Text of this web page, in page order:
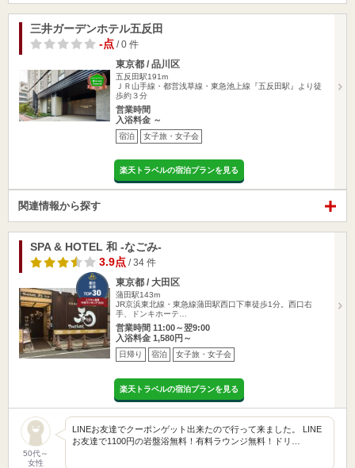
三井ガーデンホテル五反田
-点 / 0 件
東京都 / 品川区
五反田駅191m
ＪＲ山手線・都営浅草線・東急池上線『五反田駅』より徒
歩約３分
営業時間
入浴料金 ～
宿泊 女子旅・女子会
楽天トラベルの宿泊プランを見る
関連情報から探す
SPA & HOTEL 和 -なごみ-
3.9点 / 34 件
東京都 / 大田区
蒲田駅143m
JR京浜東北線・東急線蒲田駅西口下車徒歩1分。西口右
手、ドンキホーテ…
営業時間 11:00～翌9:00
入浴料金 1,580円～
日帰り 宿泊 女子旅・女子会
楽天トラベルの宿泊プランを見る
50代～
女性
LINEお友達でクーポンゲット出来たので行って来ました。 LINE
お友達で1100円の岩盤浴無料！有料ラウンジ無料！ドリ…